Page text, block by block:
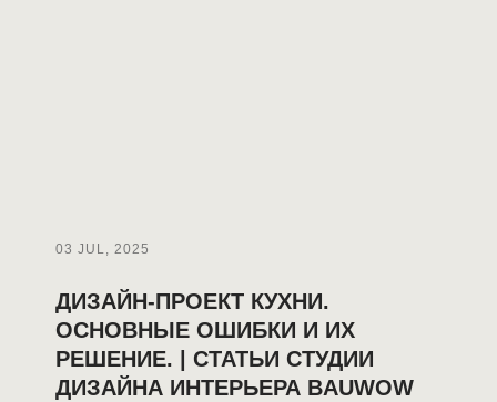
03 JUL, 2025
ДИЗАЙН-ПРОЕКТ КУХНИ.
ОСНОВНЫЕ ОШИБКИ И ИХ
РЕШЕНИЕ. | СТАТЬИ СТУДИИ
ДИЗАЙНА ИНТЕРЬЕРА BAUWOW